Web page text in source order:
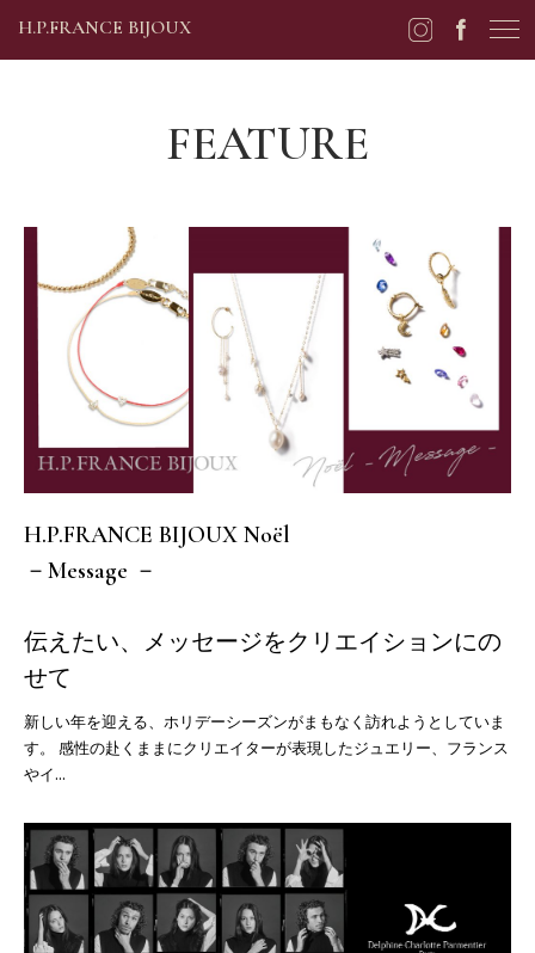
H.P.FRANCE BIJOUX
FEATURE
H.P.FRANCE BIJOUX Noël
－Message －
伝えたい、メッセージをクリエイションにの
せて
新しい年を迎える、ホリデーシーズンがまもなく訪れようとしていま
す。 感性の赴くままにクリエイターが表現したジュエリー、フランス
やイ...